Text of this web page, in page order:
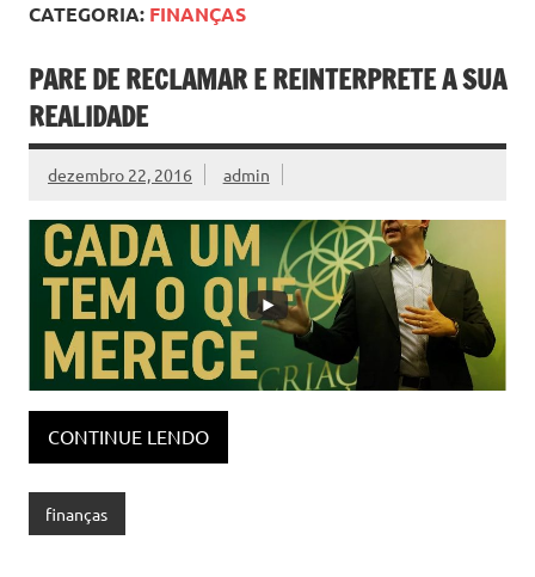
CATEGORIA: FINANÇAS
PARE DE RECLAMAR E REINTERPRETE A SUA
REALIDADE
dezembro 22, 2016 admin
CONTINUE LENDO
finanças